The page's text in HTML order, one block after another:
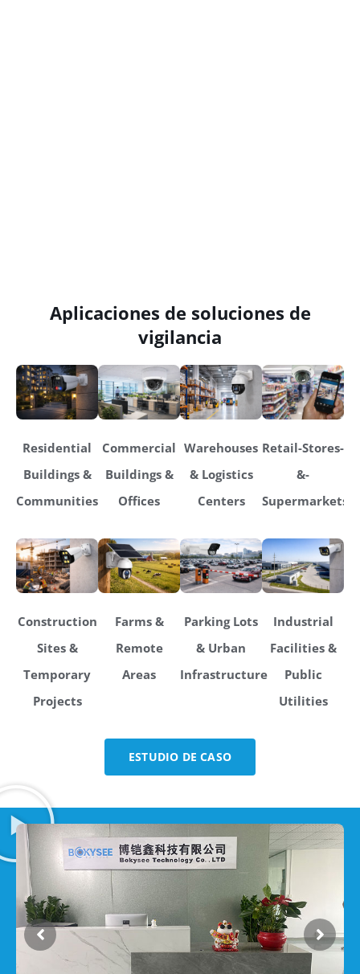
Aplicaciones de soluciones de
vigilancia
Residential
Buildings &
Communities
Commercial
Buildings &
Offices
Warehouses
& Logistics
Centers
Retail-Stores-
&-
Supermarkets
Construction
Sites &
Temporary
Projects
Farms &
Remote
Areas
Parking Lots
& Urban
Infrastructure
Industrial
Facilities &
Public
Utilities
ESTUDIO DE CASO